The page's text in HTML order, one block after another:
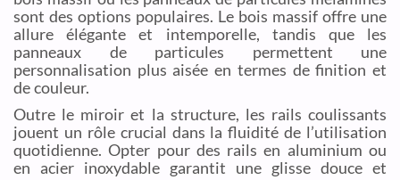
sont des options populaires. Le bois massif offre une
allure élégante et intemporelle, tandis que les
panneaux de particules permettent une
personnalisation plus aisée en termes de finition et
de couleur.
Outre le miroir et la structure, les rails coulissants
jouent un rôle crucial dans la fluidité de l’utilisation
quotidienne. Opter pour des rails en aluminium ou
en acier inoxydable garantit une glisse douce et